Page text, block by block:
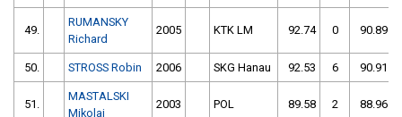
49.
RUMANSKY
Richard
2005 KTK LM 92.74 0 90.89
50. STROSS Robin 2006 SKG Hanau 92.53 6 90.91
51.
MASTALSKI
Mikolaj
2003 POL 89.58 2 88.96